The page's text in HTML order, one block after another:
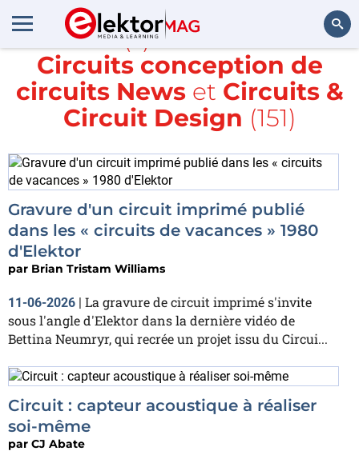
Rechercher
Article(s) avec la balise
Circuits conception de
circuits Newset Circuits &
Circuit Design (151)
Gravure d'un circuit imprimé publié
dans les « circuits de vacances » 1980
d'Elektor
par Brian Tristam Williams
11-06-2026 | La gravure de circuit imprimé s'invite
sous l'angle d'Elektor dans la dernière vidéo de
Bettina Neumryr, qui recrée un projet issu du Circui...
Circuit : capteur acoustique à réaliser
soi-même
par CJ Abate